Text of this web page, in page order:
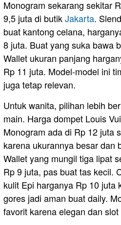
Monogram sekarang sekitar
9,5 juta di butikJakarta.
buat kantong celana,
8 juta. Buat yang suka bawa
Wallet ukuran panjang
Rp 11 juta. Model-model ini
juga tetap relevan.
Untuk wanita, pilihan lebih
main. Harga dompet Louis
Monogram ada di Rp 12 juta
karena ukurannya besar dan
Wallet yang mungil tiga lipat
Rp 9 juta, pas buat tas kecil.
kulit Epi harganya Rp 10 juta
gores jadi aman buat daily.
favorit karena elegan dan